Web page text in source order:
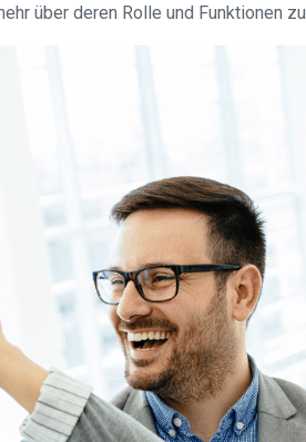
über deren Rolle und Funktionen